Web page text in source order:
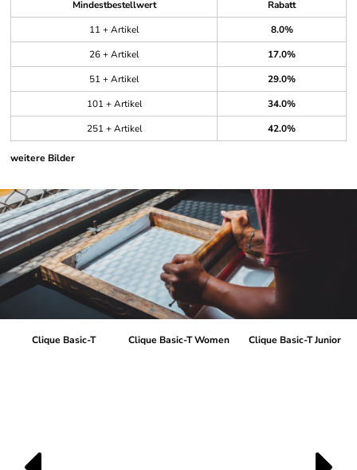
Mindestbestellwert
Rabatt
11 + Artikel
8.0%
26 + Artikel
17.0%
51 + Artikel
29.0%
101 + Artikel
34.0%
251 + Artikel
42.0%
weitere Bilder
Clique Basic-T Clique Basic-T Women Clique Basic-T Junior